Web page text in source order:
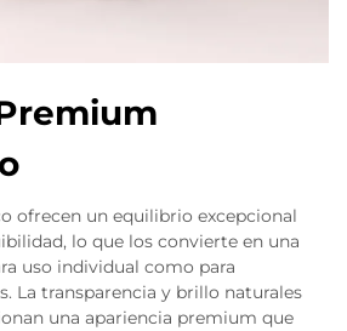
ofrecen un equilibrio excepcional
lo que los convierte en una
uso individual como para
La transparencia y brillo naturales
una apariencia premium que